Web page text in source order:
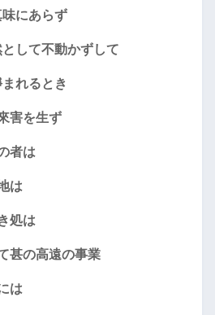
にあらず
して不動かずして
れるとき
害を生ず
者は
は
処は
甚の高遠の事業
は